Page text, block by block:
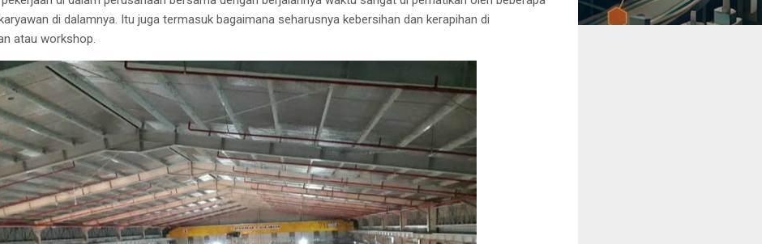
di dalamnya. Itu juga termasuk bagaimana seharusnya kebersihan dan kerapihan di
atau workshop.